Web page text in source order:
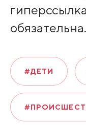
обязательна.
#ДЕТИ